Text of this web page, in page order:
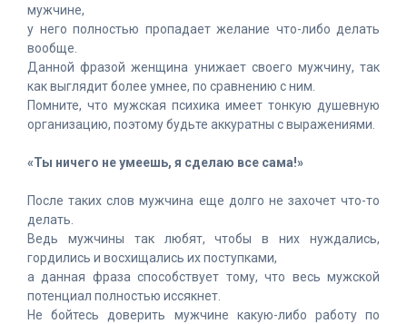
мужчине,
у него полностью пропадает желание что-либо делать
вообще.
Данной фразой женщина унижает своего мужчину, так
как выглядит более умнее, по сравнению с ним.
Помните, что мужская психика имеет тонкую душевную
организацию, поэтому будьте аккуратны с выражениями.
«Ты ничего не умеешь, я сделаю все сама!»
После таких слов мужчина еще долго не захочет что-то
делать.
Ведь мужчины так любят, чтобы в них нуждались,
гордились и восхищались их поступками,
а данная фраза способствует тому, что весь мужской
потенциал полностью иссякнет.
Не бойтесь доверить мужчине какую-либо работу по